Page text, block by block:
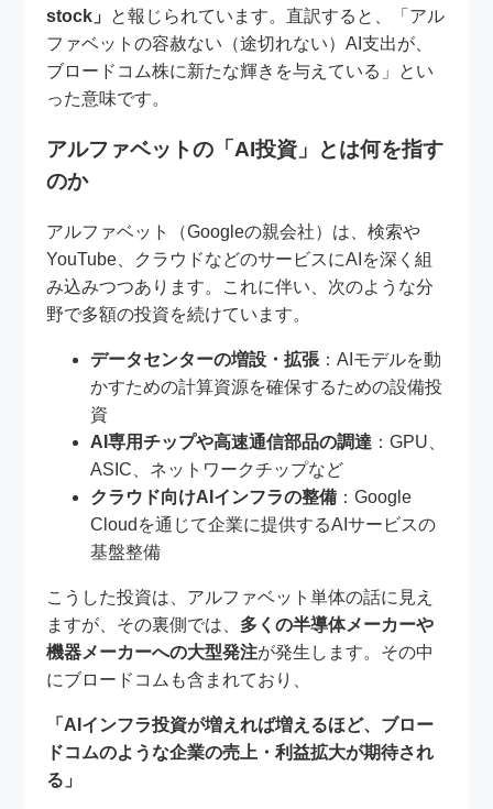
stock」 と報じられています。直訳すると、「アル
ファベットの容赦ない（途切れない）AI支出が、
ブロードコム株に新たな輝きを与えている」とい
った意味です。
アルファベットの「AI投資」とは何を指す
のか
アルファベット（Googleの親会社）は、検索や
YouTube、クラウドなどのサービスにAIを深く組
み込みつつあります。これに伴い、次のような分
野で多額の投資を続けています。
データセンターの増設・拡張 ：AIモデルを動
かすための計算資源を確保するための設備投
資
AI専用チップや高速通信部品の調達 ：GPU、
ASIC、ネットワークチップなど
クラウド向けAIインフラの整備 ：Google
Cloudを通じて企業に提供するAIサービスの
基盤整備
こうした投資は、アルファベット単体の話に見え
ますが、その裏側では、 多くの半導体メーカーや
機器メーカーへの大型発注が発生します。その中
にブロードコムも含まれており、
「AIインフラ投資が増えれば増えるほど、ブロー
ドコムのような企業の売上・利益拡大が期待され
る」